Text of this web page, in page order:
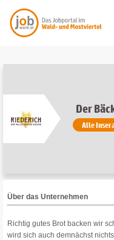
Der
Alle
Über das Unternehmen
Richtig gutes Brot backen wir
wird sich auch demnächst